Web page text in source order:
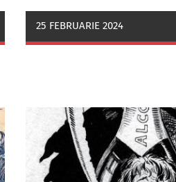
25 FEBRUARIE 2024